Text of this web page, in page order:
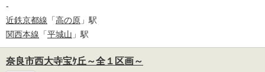
-
近鉄京都線 「高の原 」駅
関西本線 「平城山 」駅
奈良市西大寺宝ｹ丘～全１区画～